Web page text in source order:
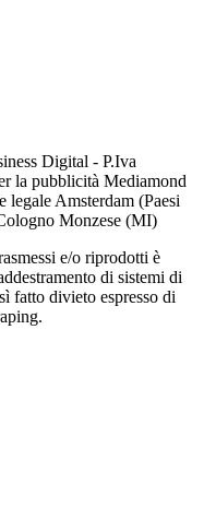
Digital - P.Iva
la pubblicità Mediamond
Amsterdam (Paesi
Monzese (MI)
e/o riprodotti è
di sistemi di
fatto divieto espresso di